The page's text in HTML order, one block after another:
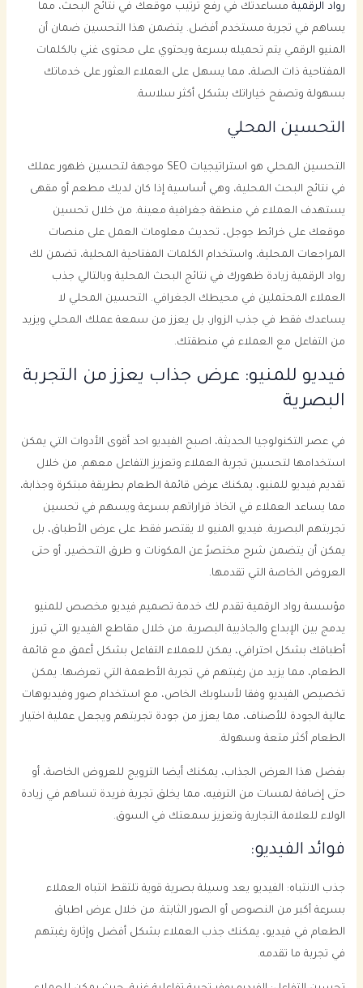
رواد الرقمية مساعدتك في رفع ترتيب موقعك في نتائج البحث، مما
يساهم في تجربة مستخدم أفضل. يتضمن هذا التحسين ضمان أن
المنيو الرقمي يتم تحميله بسرعة ويحتوي على محتوى غني بالكلمات
المفتاحية ذات الصلة، مما يسهل على العملاء العثور على خدماتك
بسهولة وتصفح خياراتك بشكل أكثر سلاسة.
التحسين المحلي
التحسين المحلي هو استراتيجيات SEO موجهة لتحسين ظهور عملك
في نتائج البحث المحلية، وهي أساسية إذا كان لديك مطعم أو مقهى
يستهدف العملاء في منطقة جغرافية معينة. من خلال تحسين
موقعك على خرائط جوجل، تحديث معلومات العمل على منصات
المراجعات المحلية، واستخدام الكلمات المفتاحية المحلية، تضمن لك
رواد الرقمية زيادة ظهورك في نتائج البحث المحلية وبالتالي جذب
العملاء المحتملين في محيطك الجغرافي. التحسين المحلي لا
يساعدك فقط في جذب الزوار، بل يعزز من سمعة عملك المحلي ويزيد
من التفاعل مع العملاء في منطقتك.
فيديو للمنيو: عرض جذاب يعزز من التجربة
البصرية
في عصر التكنولوجيا الحديثة، اصبح الفيديو احد أقوى الأدوات التي يمكن
استخدامها لتحسين تجربة العملاء وتعزيز التفاعل معهم. من خلال
تقديم فيديو للمنيو، يمكنك عرض قائمة الطعام بطريقة مبتكرة وجذابة،
مما يساعد العملاء في اتخاذ قراراتهم بسرعة ويسهم في تحسين
تجربتهم البصرية. فيديو المنيو لا يقتصر فقط على عرض الأطباق، بل
يمكن أن يتضمن شرح مختصرً عن المكونات و طرق التحضير، أو حتى
العروض الخاصة التي تقدمها.
مؤسسة رواد الرقمية تقدم لك خدمة تصميم فيديو مخصص للمنيو
يدمج بين الإبداع والجاذبية البصرية. من خلال مقاطع الفيديو التي تبرز
أطباقك بشكل احترافي، يمكن للعملاء التفاعل بشكل أعمق مع قائمة
الطعام، مما يزيد من رغبتهم في تجربة الأطعمة التي تعرضها. يمكن
تخصيص الفيديو وفقا لأسلوبك الخاص، مع استخدام صور وفيديوهات
عالية الجودة للأصناف، مما يعزز من جودة تجربتهم ويجعل عملية اختيار
الطعام أكثر متعة وسهولة.
بفضل هذا العرض الجذاب، يمكنك أيضا الترويج للعروض الخاصة، أو
حتى إضافة لمسات من الترفيه، مما يخلق تجربة فريدة تساهم في زيادة
الولاء للعلامة التجارية وتعزيز سمعتك في السوق.
فوائد الفيديو:
جذب الانتباه: الفيديو يعد وسيلة بصرية قوية تلتقط انتباه العملاء
بسرعة أكبر من النصوص أو الصور الثابتة. من خلال عرض اطباق
الطعام في فيديو، يمكنك جذب العملاء بشكل أفضل وإثارة رغبتهم
في تجربة ما تقدمه.